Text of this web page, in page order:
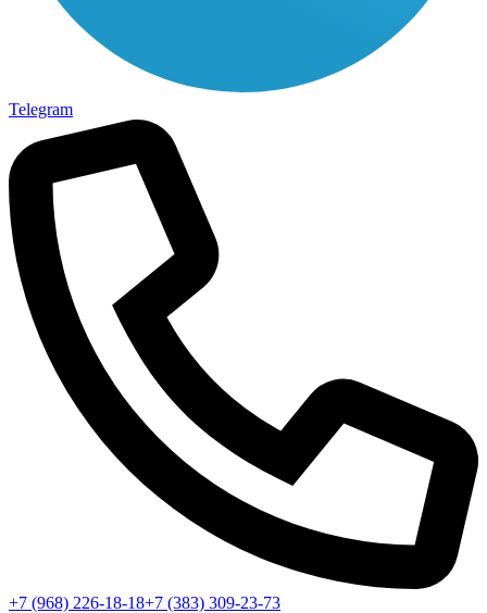
Telegram
+7 (968) 226-18-18+7 (383) 309-23-73